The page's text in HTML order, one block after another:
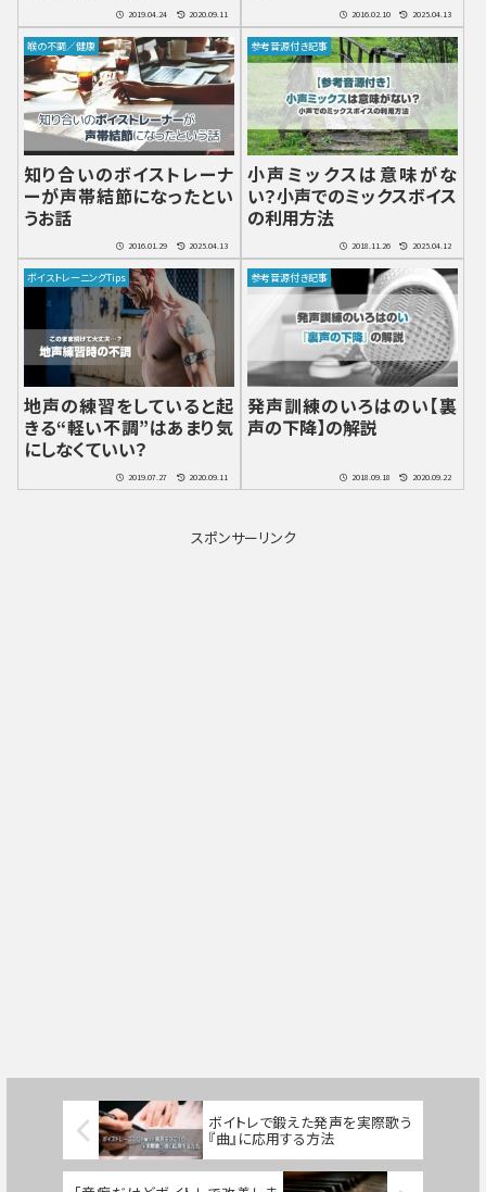
2019.04.24 2020.09.11 2016.02.10 2025.04.13
喉の不調／健康
知り合いのボイストレーナ
ーが声帯結節になったとい
うお話
2016.01.29 2025.04.13
参考音源付き記事
小声ミックスは意味がな
い？小声でのミックスボイス
の利用方法
2018.11.26 2025.04.12
ボイストレーニングTips
地声の練習をしていると起
きる“軽い不調”はあまり気
にしなくていい？
2019.07.27 2020.09.11
参考音源付き記事
発声訓練のいろはのい【裏
声の下降】の解説
2018.09.18 2020.09.22
スポンサーリンク
ボイトレで鍛えた発声を実際歌う
『曲』に応用する方法